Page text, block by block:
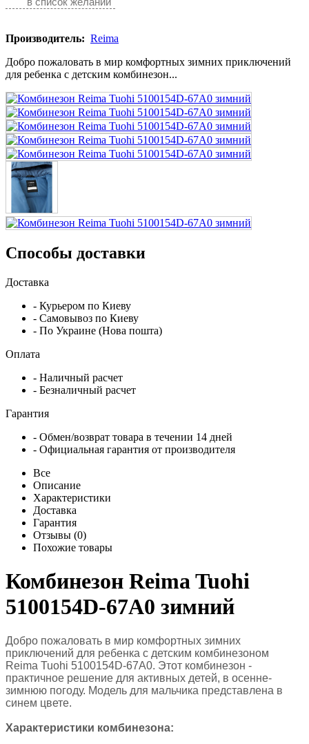
Производитель: Reima
Добро пожаловать в мир комфортных зимних приключений
для ребенка с детским комбинезон...
Способы доставки
Доставка
- Курьером по Киеву
- Самовывоз по Киеву
- По Украине (Нова пошта)
Оплата
- Наличный расчет
- Безналичный расчет
Гарантия
- Обмен/возврат товара в течении 14 дней
- Официальная гарантия от производителя
Все
Описание
Характеристики
Доставка
Гарантия
Отзывы (0)
Похожие товары
Комбинезон Reima Tuohi
5100154D-67A0 зимний
Добро пожаловать в мир комфортных зимних
приключений для ребенка с детским комбинезоном
Reima Tuohi 5100154D-67A0. Этот комбинезон -
практичное решение для активных детей, в осенне-
зимнюю погоду. Модель для мальчика представлена в
синем цвете.
Характеристики комбинезона: